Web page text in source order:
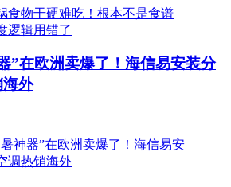
”在欧洲卖爆了！海信易安装分
外